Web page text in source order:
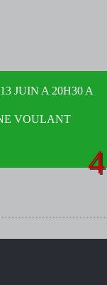
JUIN A 20H30 A
VOULANT